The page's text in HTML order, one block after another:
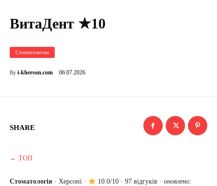
ВитаДент ★10
Стоматологии
By i-kherson.com 06.07.2026
SHARE
← ТОП
Стоматологія · Херсоні · 10.0/10 · 97 відгуків · оновлено: